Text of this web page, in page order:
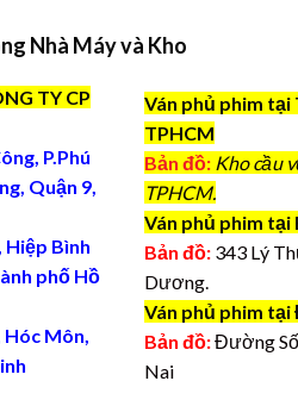
Nhà Máy và Kho
TY CP
P.Phú
Quận 9,
Hiệp Bình
phố Hồ
Môn,
Ván phủ phim tại
TPHCM
Bản đồ: Kho cầu
TPHCM.
Ván phủ phim
Bản đồ: 343 Lý
Dương.
Ván phủ phim tại
Bản đồ:Đường
Nai